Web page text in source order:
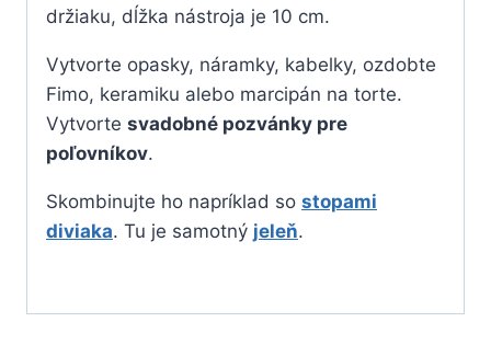
držiaku, dĺžka nástroja je 10 cm.
Vytvorte opasky, náramky, kabelky, ozdobte
Fimo, keramiku alebo marcipán na torte.
Vytvorte svadobné pozvánky pre
poľovníkov.
Skombinujte ho napríklad so stopami
diviaka. Tu je samotný jeleň.